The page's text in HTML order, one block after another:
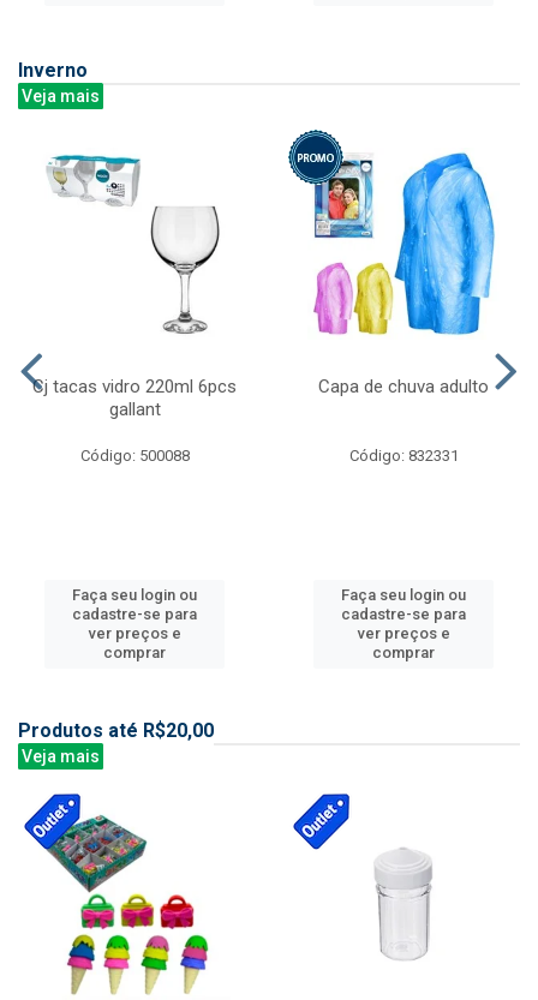
Inverno
Veja mais
Cj tacas vidro 220ml 6pcs
gallant
Código: 500088
Faça seu login ou
cadastre-se para
ver preços e
comprar
Capa de chuva adulto
Código: 832331
Faça seu login ou
cadastre-se para
ver preços e
comprar
Produtos até R$20,00
Veja mais